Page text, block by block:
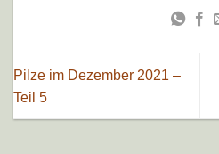
Pilze im Dezember 2021 –
Teil 5